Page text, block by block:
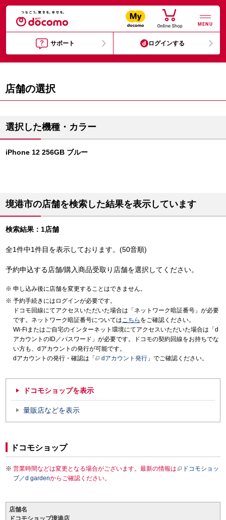
MENU
サポート ログインする
店舗の選択
選択した機種・カラー
iPhone 12 256GB ブルー
境港市の店舗を検索した結果を表示しています
検索結果：1店舗
全1件中1件目を表示しております。(50音順)
予約申込する店舗/購入商品受取り店舗を選択してください。
申し込み後に店舗を変更することはできません。
予約手続きにはログインが必要です。
ドコモ回線にてアクセスいただいた場合は「ネットワーク暗証番号」が必要
です。ネットワーク暗証番号についてはこちら をご確認ください。
Wi-Fiまたはご自宅のインターネット環境にてアクセスいただいた場合は「d
アカウントのID／パスワード」が必要です。ドコモの契約回線をお持ちでな
い方も、dアカウントの発行が可能です。
dアカウントの発行・確認は「
dアカウント発行 」でご確認ください。
ドコモショップを表示
量販店などを表示
ドコモショップ
営業時間などは変更となる場合がございます。最新の情報は
ドコモショッ
プ／d gardenからご確認ください。
店舗名
ドコモショップ境港店